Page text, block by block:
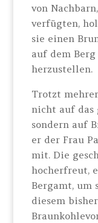
von
verfügten,
sie einen
auf dem
herzustellen.
Trotzt
nicht auf das
sondern auf
er der Frau
mit. Die
hocherfreut,
Bergamt, um
diesem